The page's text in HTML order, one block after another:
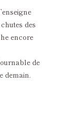
des
encore
de
demain.